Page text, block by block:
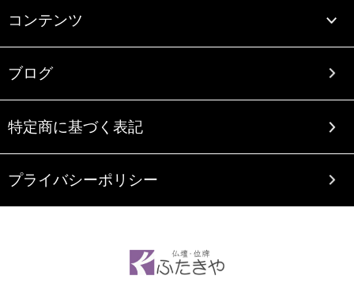
コンテンツ
ブログ
特定商に基づく表記
プライバシーポリシー